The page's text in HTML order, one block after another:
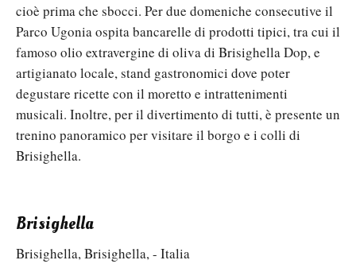
cioè prima che sbocci. Per due domeniche consecutive il
Parco Ugonia ospita bancarelle di prodotti tipici, tra cui il
famoso olio extravergine di oliva di Brisighella Dop, e
artigianato locale, stand gastronomici dove poter
degustare ricette con il moretto e intrattenimenti
musicali. Inoltre, per il divertimento di tutti, è presente un
trenino panoramico per visitare il borgo e i colli di
Brisighella.
Brisighella
Brisighella, Brisighella, - Italia